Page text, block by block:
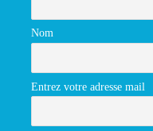
Nom
Entrez votre adresse mail